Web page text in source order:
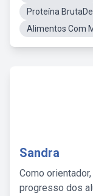
Proteína
Alimentos Com
Sandra
Como
progresso dos